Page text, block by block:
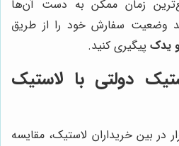
زمان ممکن به دست آن‌ها
وضعیت سفارش خود را از طریق
یدک پیگیری کنید.
دولتی با لاستیک
در بین خریداران لاستیک، مقایسه